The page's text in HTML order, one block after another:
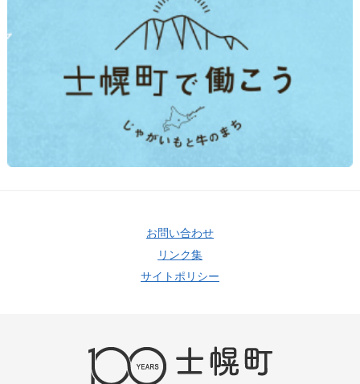
お問い合わせ
リンク集
サイトポリシー